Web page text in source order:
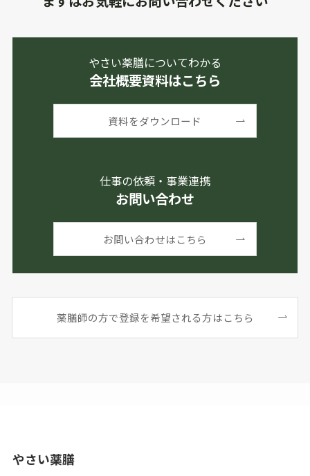
やさい薬膳についてわかる
会社概要資料はこちら
資料をダウンロード
仕事の依頼・事業連携
お問い合わせ
お問い合わせはこちら
薬膳師の方で登録を希望される方はこちら
やさい薬膳